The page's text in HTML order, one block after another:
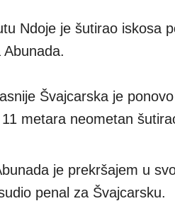
Ndoje je šutirao iskosa
Švajcarska je
metara neometan
je prekršajem u
penal za Švajcarsku.